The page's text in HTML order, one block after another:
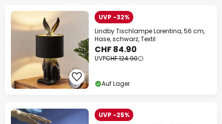
UVP -32%
Lindby Tischlampe Lorentina, 56 cm,
Hase, schwarz, Textil
CHF 84.90
UVPCHF 124.90
Auf Lager
UVP -25%